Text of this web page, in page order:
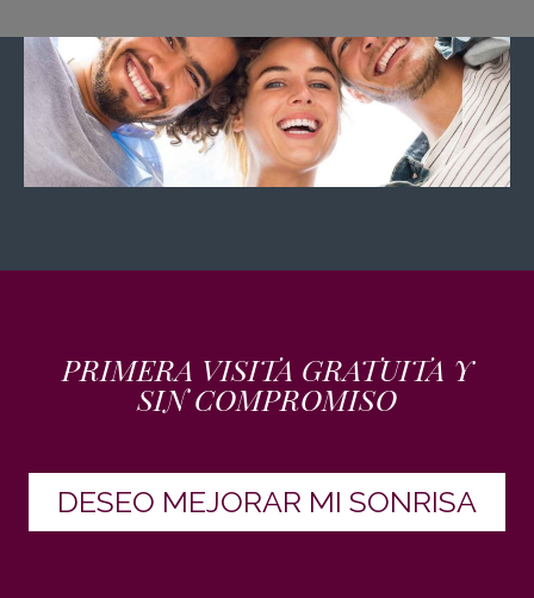
PRIMERA VISITA GRATUITA Y
SIN COMPROMISO
DESEO MEJORAR MI SONRISA